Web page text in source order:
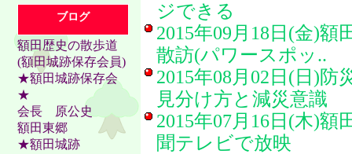
ブログ
額田歴史の散歩道
(額田城跡保存会員)
★額田城跡保存会
★
会長 原公史
額田東郷
★額田城跡
ジできる
2015年09月18日(金)額
散訪(パワースポッ..
2015年08月02日(日)防
見分け方と減災意識
2015年07月16日(木)額
聞テレビで放映